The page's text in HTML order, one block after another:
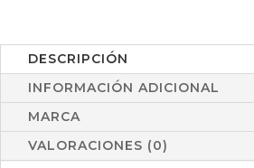
DESCRIPCIÓN
INFORMACIÓN ADICIONAL
MARCA
VALORACIONES (0)